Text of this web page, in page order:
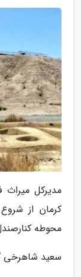
مدیرکل
کرمان از
محوطه
سعید شاهرخی